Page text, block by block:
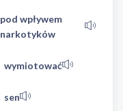
pod wpływem
narkotyków
wymiotować
sen